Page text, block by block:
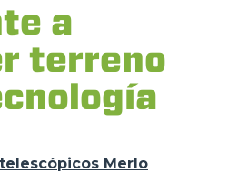
a
terreno
Merlo